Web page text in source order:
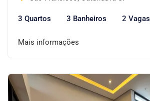
3 Quartos 3 Banheiros 2 Vagas
Mais informações